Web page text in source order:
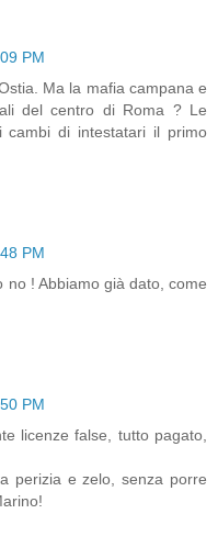
PM
Ma la mafia campana e
del centro di Roma ? Le
cambi di intestatari il primo
PM
no ! Abbiamo già dato, come
PM
licenze false, tutto pagato,
perizia e zelo, senza porre